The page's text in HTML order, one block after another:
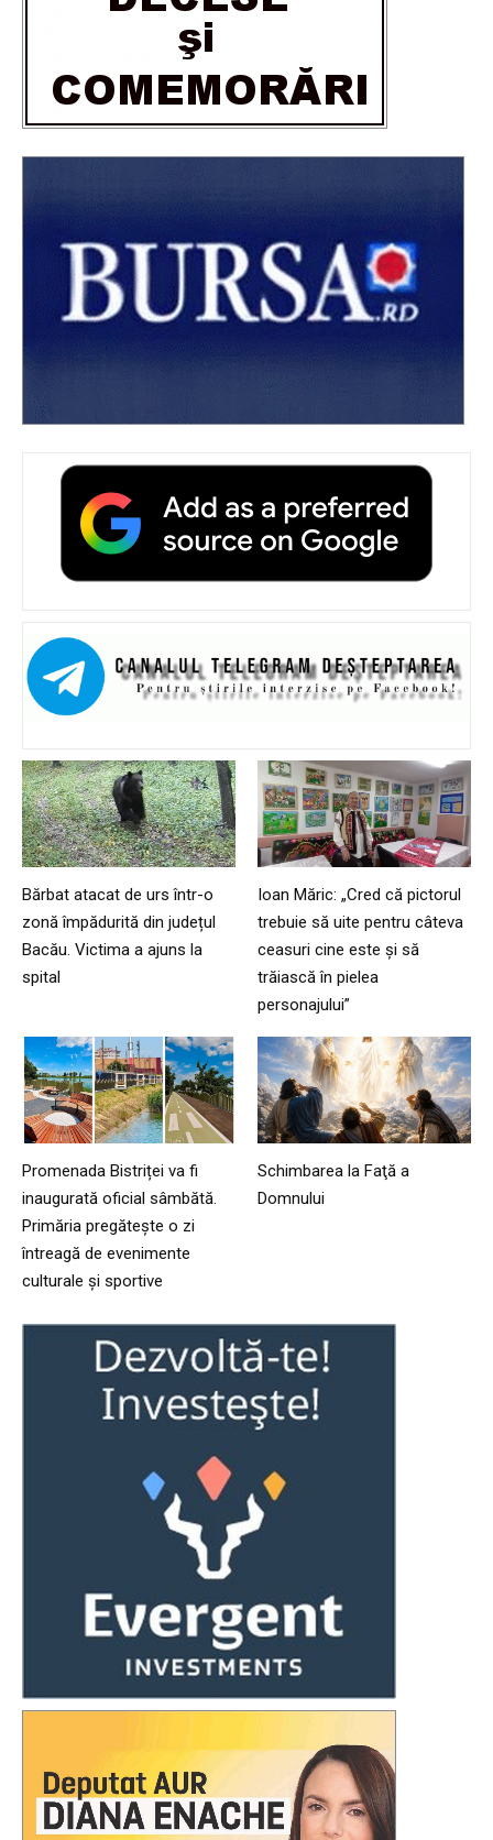
Bărbat atacat de urs într-o
zonă împădurită din județul
Bacău. Victima a ajuns la
spital
Ioan Măric: „Cred că pictorul
trebuie să uite pentru câteva
ceasuri cine este și să
trăiască în pielea
personajului”
Promenada Bistriței va fi
inaugurată oficial sâmbătă.
Primăria pregătește o zi
întreagă de evenimente
culturale și sportive
Schimbarea la Faţă a
Domnului